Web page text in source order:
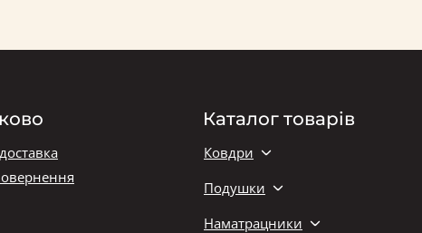
Каталог товарів
Ковдри
Подушки
Наматрацники